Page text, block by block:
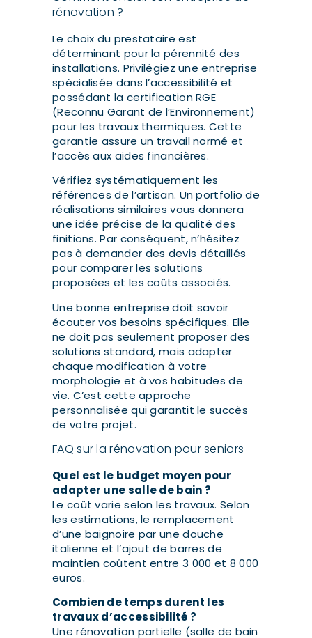
rénovation ?
Le choix du prestataire est
déterminant pour la pérennité des
installations. Privilégiez une entreprise
spécialisée dans l’accessibilité et
possédant la certification RGE
(Reconnu Garant de l’Environnement)
pour les travaux thermiques. Cette
garantie assure un travail normé et
l’accès aux aides financières.
Vérifiez systématiquement les
références de l’artisan. Un portfolio de
réalisations similaires vous donnera
une idée précise de la qualité des
finitions. Par conséquent, n’hésitez
pas à demander des devis détaillés
pour comparer les solutions
proposées et les coûts associés.
Une bonne entreprise doit savoir
écouter vos besoins spécifiques. Elle
ne doit pas seulement proposer des
solutions standard, mais adapter
chaque modification à votre
morphologie et à vos habitudes de
vie. C’est cette approche
personnalisée qui garantit le succès
de votre projet.
FAQ sur la rénovation pour seniors
Quel est le budget moyen pour
adapter une salle de bain ?
Le coût varie selon les travaux. Selon
les estimations, le remplacement
d’une baignoire par une douche
italienne et l’ajout de barres de
maintien coûtent entre 3 000 et 8 000
euros.
Combien de temps durent les
travaux d’accessibilité ?
Une rénovation partielle (salle de bain